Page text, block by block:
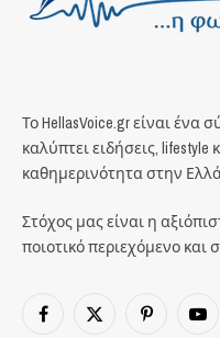
Το HellasVoice.gr είναι
καλύπτει ειδήσεις,
καθημερινότητα στην
Στόχος μας είναι η
ποιοτικό περιεχόμενο και
Facebook
X
Pinterest